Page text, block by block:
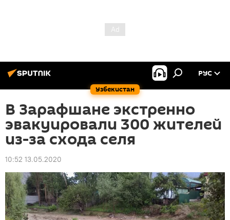
Узбекистан
РУС
В Зарафшане экстренно
эвакуировали 300 жителей
из-за схода селя
10:52 13.05.2020